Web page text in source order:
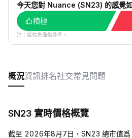
今天您對 Nuance (SN23) 的感覺
積極
注：該信息僅供參考。
概況資訊排名社交常見問題
SN23 實時價格概覽
截至 2026年8月7日，SN23 總市值